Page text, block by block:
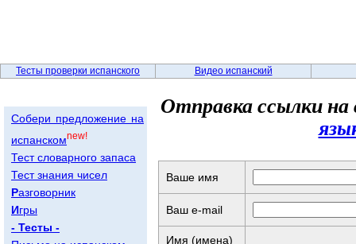
Тесты проверки испанского Видео испанский
Собери предложение на
испанскомnew!
Тест словарного запаса
Тест знания чисел
Разговорник
Игры
- Тесты -
Отправка ссылки
Ваше имя
Ваш e-mail
Имя (имена)